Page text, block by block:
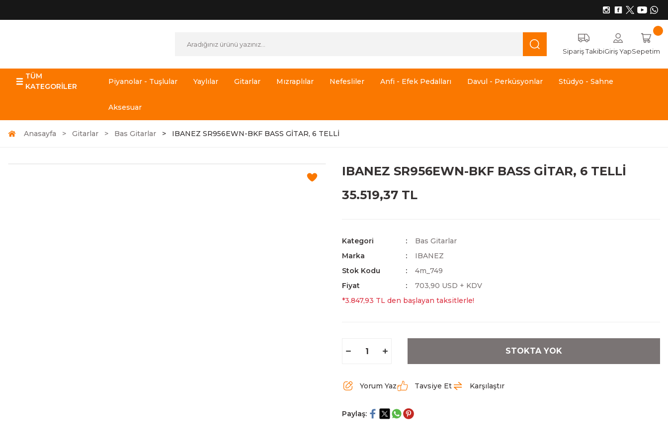
Sipariş TakibiGiriş YapSepetim
TÜM
KATEGORİLER
Piyanolar - Tuşlular Yaylılar Gitarlar Mızraplılar Nefesliler Anfi - Efek Pedalları Davul - Perküsyonlar Stüdyo - Sahne
Aksesuar
Anasayfa Gitarlar Bas Gitarlar IBANEZ SR956EWN-BKF BASS GİTAR, 6 TELLİ
IBANEZ SR956EWN-BKF BASS GİTAR, 6 TELLİ
35.519,37 TL
Kategori
Bas Gitarlar
Marka
IBANEZ
Stok Kodu
4m_749
Fiyat
703,90 USD + KDV
*3.847,93 TL den başlayan taksitlerle!
STOKTA YOK
Yorum Yaz Tavsiye Et Karşılaştır
Paylaş: